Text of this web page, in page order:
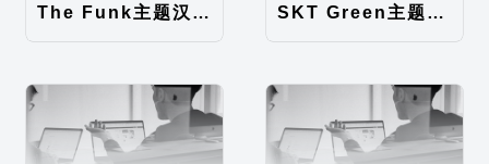
The Funk主题汉化包 SKT Green主题汉化包